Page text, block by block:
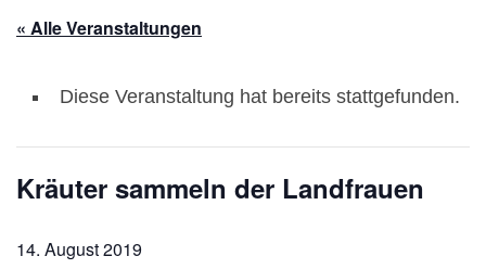
« Alle Veranstaltungen
Diese Veranstaltung hat bereits stattgefunden.
Kräuter sammeln der Landfrauen
14. August 2019